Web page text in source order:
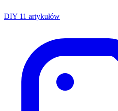
DIY 11 artykułów